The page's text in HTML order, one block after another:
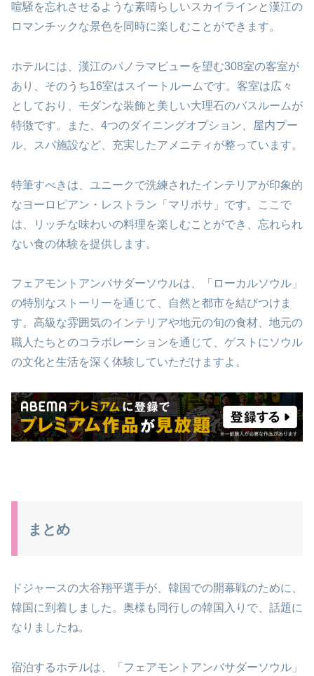
喧騒を忘れさせるような素晴らしいスカイラインと漢江の
ロマンチックな景色を同時に楽しむことができます。
ホテルには、漢江のパノラマビューを望む308室の客室が
あり、そのうち16室はスイートルームです。客室は広々
としており、モダンな装飾と美しい大理石のバスルームが
特徴です。また、4つのダイニングオプション、屋内プー
ル、スパ施設など、充実したアメニティが整っています。
特筆すべきは、ユニークで洗練されたインテリアが印象的
なヨーロピアン・レストラン「マリポサ」です。ここで
は、リッチな味わいの料理を楽しむことができ、忘れられ
ない食の体験を提供します。
フェアモントアンバサダーソウルは、「ローカルソウル」
の特別なストーリーを通じて、自然と都市を結びつけま
す。高級な雰囲気のインテリアや地元の旬の食材、地元の
職人たちとのコラボレーションを通じて、ゲストにソウル
の文化と生活を深く体験していただけますよ。
まとめ
ドジャースの大谷翔平選手が、韓国での開幕戦のために、
韓国に到着しました。奥様も同行しの韓国入りで、話題に
なりましたね。
宿泊するホテルは、「フェアモントアンバサダーソウル」